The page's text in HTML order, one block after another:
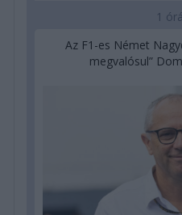
1
Az F1-es Német
megvalósul”